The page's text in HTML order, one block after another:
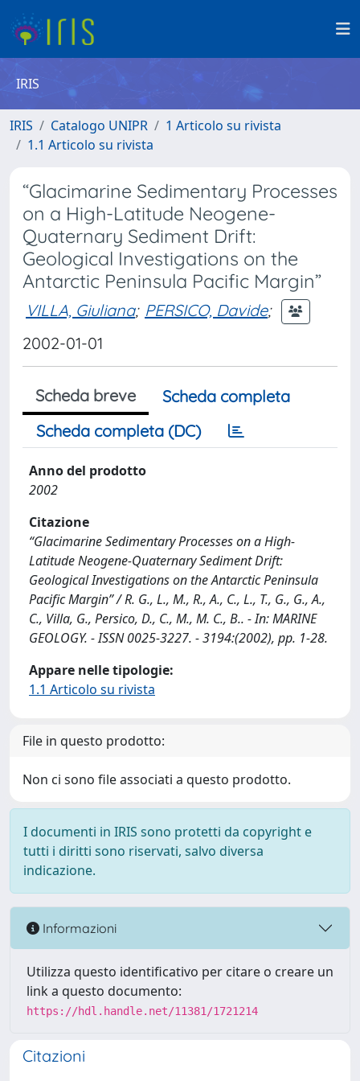
IRIS
IRIS Catalogo UNIPR
1 Articolo su rivista
1.1 Articolo su rivista
“Glacimarine Sedimentary Processes
on a High-Latitude Neogene-
Quaternary Sediment Drift:
Geological Investigations on the
Antarctic Peninsula Pacific Margin”
VILLA, Giuliana; PERSICO, Davide;
2002-01-01
Scheda breve
Scheda completa
Scheda completa (DC)
Anno del prodotto
2002
Citazione
“Glacimarine Sedimentary Processes on a High-
Latitude Neogene-Quaternary Sediment Drift:
Geological Investigations on the Antarctic Peninsula
Pacific Margin” / R. G., L., M., R., A., C., L., T., G., G., A.,
C., Villa, G., Persico, D., C., M., M. C., B.. - In: MARINE
GEOLOGY. - ISSN 0025-3227. - 3194:(2002), pp. 1-28.
Appare nelle tipologie:
1.1 Articolo su rivista
File in questo prodotto:
Non ci sono file associati a questo prodotto.
I documenti in IRIS sono protetti da copyright e
tutti i diritti sono riservati, salvo diversa
indicazione.
Informazioni
Utilizza questo identificativo per citare o creare un
link a questo documento:
https://hdl.handle.net/11381/1721214
Citazioni